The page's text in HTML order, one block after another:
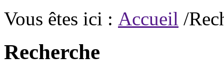
Vous êtes ici : Accueil /
Recherche